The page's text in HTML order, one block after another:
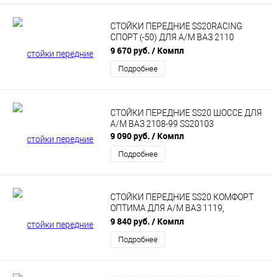
СТОЙКИ ПЕРЕДНИЕ SS20RACING
СПОРТ (-50) ДЛЯ А/М ВАЗ 2110
SS20157
9 670 руб. / Компл
Подробнее
СТОЙКИ ПЕРЕДНИЕ SS20 ШОССЕ ДЛЯ
А/М ВАЗ 2108-99 SS20103
9 090 руб. / Компл
Подробнее
СТОЙКИ ПЕРЕДНИЕ SS20 КОМФОРТ
ОПТИМА ДЛЯ А/М ВАЗ 1119,
КАЛИНА2 SS20114
9 840 руб. / Компл
Подробнее